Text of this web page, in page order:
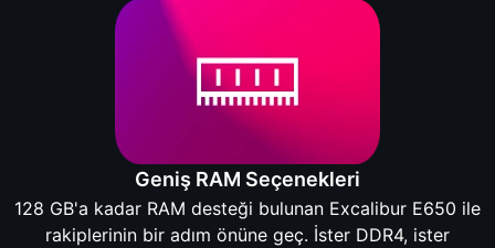
Geniş RAM Seçenekleri
128 GB'a kadar RAM desteği bulunan Excalibur E650 ile
rakiplerinin bir adım önüne geç. İster DDR4, ister